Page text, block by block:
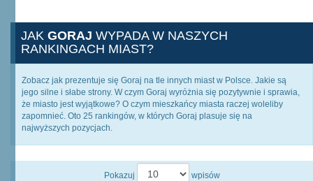
JAK GORAJ WYPADA W NASZYCH
RANKINGACH MIAST?
Zobacz jak prezentuje się Goraj na tle innych miast w Polsce. Jakie są
jego silne i słabe strony. W czym Goraj wyróżnia się pozytywnie i sprawia,
że miasto jest wyjątkowe? O czym mieszkańcy miasta raczej woleliby
zapomnieć. Oto 25 rankingów, w których Goraj plasuje się na
najwyższych pozycjach.
Pokazuj wpisów